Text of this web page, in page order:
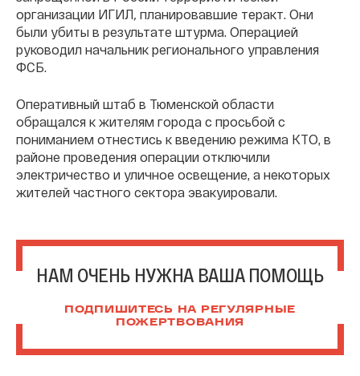
организации ИГИЛ, планировавшие теракт. Они
были убиты в результате штурма. Операцией
руководил начальник регионального управления
ФСБ.
Оперативный штаб в Тюменской области
обращался к жителям города с просьбой с
пониманием отнестись к введению режима КТО, в
районе проведения операции отключили
электричество и уличное освещение, а некоторых
жителей частного сектора эвакуировали.
НАМ ОЧЕНЬ НУЖНА ВАША ПОМОЩЬ
ПОДПИШИТЕСЬ НА РЕГУЛЯРНЫЕ
ПОЖЕРТВОВАНИЯ